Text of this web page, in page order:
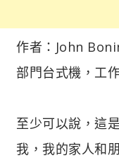
作者：John
部門台式機，工
至少可以說，這
我，我的家人和